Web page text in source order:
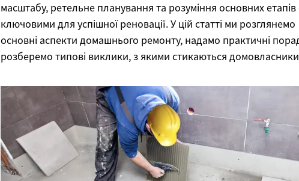
масштабу, ретельне планування та розуміння основних етапів
ключовими для успішної реновації. У цій статті ми розглянемо
основні аспекти домашнього ремонту, надамо практичні
розберемо типові виклики, з якими стикаються